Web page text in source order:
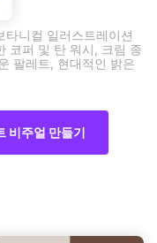
타니컬 일러스트레이션
코퍼 및 탄 워시, 크림 종
팔레트, 현대적인 밝은
비주얼 만들기